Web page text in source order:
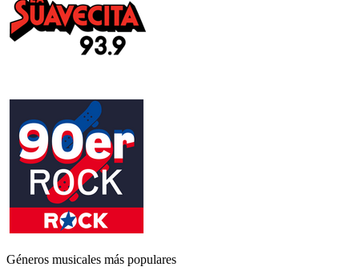
Géneros musicales más populares